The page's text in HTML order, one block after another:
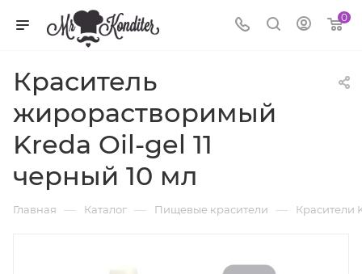
0
Краситель
жирорастворимый
Kreda Oil-gel 11
черный 10 мл
Главная — Каталог — Пищевые красители — Красители